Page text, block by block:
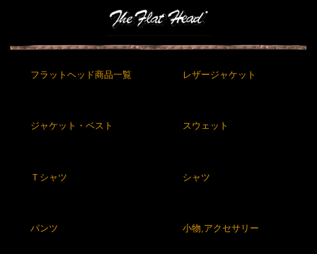
フラットヘッド商品一覧 レザージャケット
ジャケット・ベスト スウェット
Ｔシャツ シャツ
パンツ 小物,アクセサリー